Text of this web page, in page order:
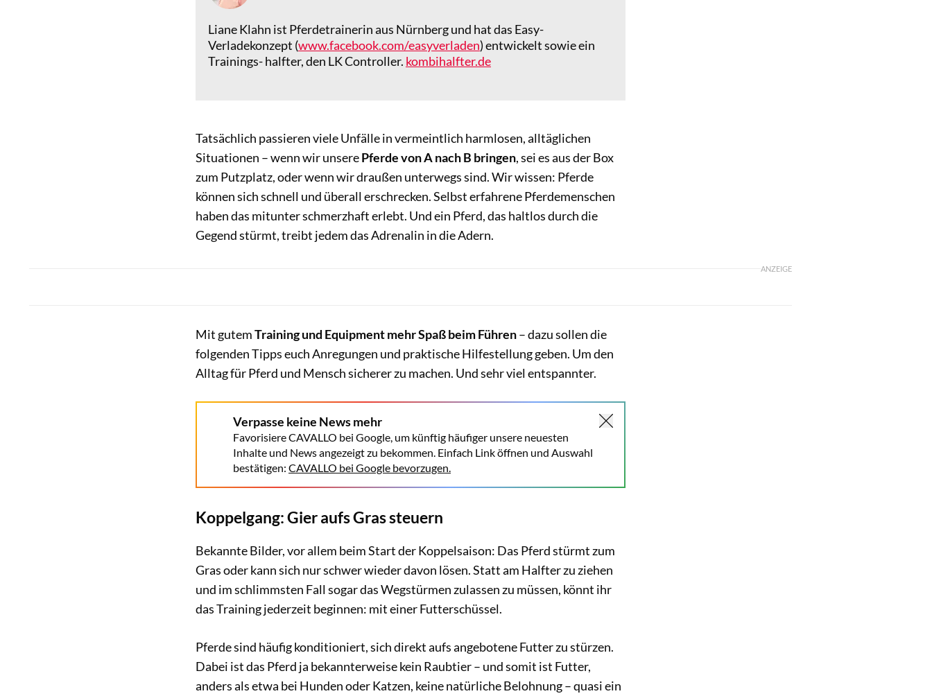
Liane Klahn ist Pferdetrainerin aus Nürnberg und hat das Easy-
Verladekonzept (www.facebook.com/easyverladen) entwickelt sowie ein
Trainings- halfter, den LK Controller. kombihalfter.de
Tatsächlich passieren viele Unfälle in vermeintlich harmlosen, alltäglichen
Situationen – wenn wir unserePferde von A nach B bringen, sei es aus der Box
zum Putzplatz, oder wenn wir draußen unterwegs sind. Wir wissen: Pferde
können sich schnell und überall erschrecken. Selbst erfahrene Pferdemenschen
haben das mitunter schmerzhaft erlebt. Und ein Pferd, das haltlos durch die
Gegend stürmt, treibt jedem das Adrenalin in die Adern.
ANZEIGE
Mit gutemTraining und Equipment mehr Spaß beim Führen– dazu sollen die
folgenden Tipps euch Anregungen und praktische Hilfestellung geben. Um den
Alltag für Pferd und Mensch sicherer zu machen. Und sehr viel entspannter.
Verpasse keine News mehr
Favorisiere CAVALLO bei Google, um künftig häufiger unsere neuesten
Inhalte und News angezeigt zu bekommen. Einfach Link öffnen und Auswahl
bestätigen: CAVALLO bei Google bevorzugen.
Koppelgang: Gier aufs Gras steuern
Bekannte Bilder, vor allem beim Start der Koppelsaison: Das Pferd stürmt zum
Gras oder kann sich nur schwer wieder davon lösen. Statt am Halfter zu ziehen
und im schlimmsten Fall sogar das Wegstürmen zulassen zu müssen, könnt ihr
das Training jederzeit beginnen: mit einer Futterschüssel.
Pferde sind häufig konditioniert, sich direkt aufs angebotene Futter zu stürzen.
Dabei ist das Pferd ja bekannterweise kein Raubtier – und somit ist Futter,
anders als etwa bei Hunden oder Katzen, keine natürliche Belohnung – quasi ein